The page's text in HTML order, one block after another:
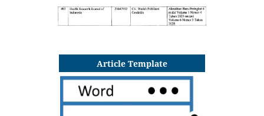
Article Template